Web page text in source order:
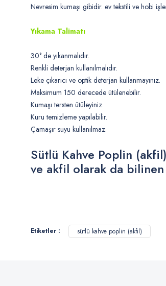
Nevresim kumaşı gibidir. ev tekstili ve hobi
Yıkama Talimatı
30° de yıkanmalıdır.
Renkli deterjan kullanılmalıdır.
Leke çıkarıcı ve optik deterjan kullanmayınız.
Maksimum 150 derecede ütülenebilir.
Kumaşı tersten ütüleyiniz.
Kuru temizleme yapılabilir.
Çamaşır suyu kullanılmaz.
Sütlü Kahve Poplin
ve akfil olarak da
Ürün resmi kalitesiz, bozuk veya
Etiketler : sütlü kahve poplin (akfil)